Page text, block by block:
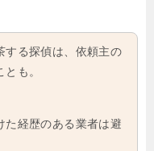
する探偵は、依頼主の
も。
た経歴のある業者は避